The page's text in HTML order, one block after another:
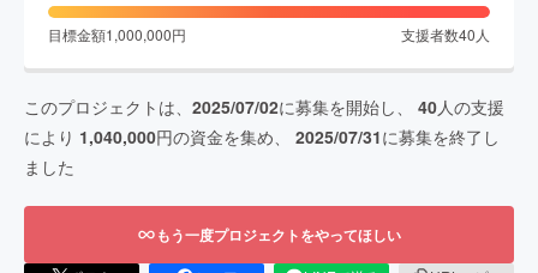
目標金額1,000,000円 支援者数40 人
このプロジェクトは、 2025/07/02に募集を開始し、 40人の支援
により 1,040,000円の資金を集め、 2025/07/31に募集を終了し
ました
もう一度プロジェクトをやってほしい